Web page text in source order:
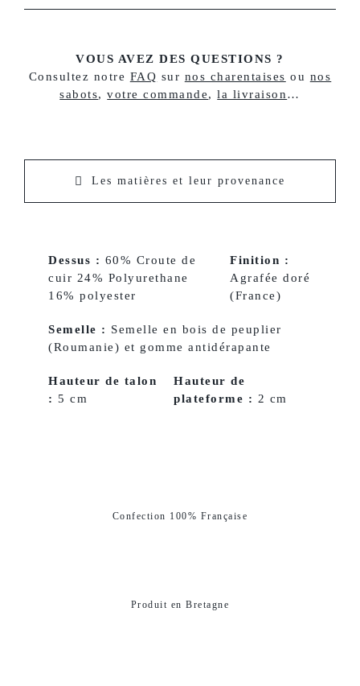
Les matières et leur provenance
Dessus : 60% Croute de
cuir 24% Polyurethane
16% polyester
Finition :
Agrafée doré
(France)
Semelle : Semelle en bois de peuplier
(Roumanie) et gomme antidérapante
Hauteur de talon
: 5 cm
Hauteur de
plateforme : 2 cm
Confection 100% Française
Produit en Bretagne
VOUS AVEZ DES QUESTIONS ?
Consultez notre FAQ sur nos charentaises ou nos
sabots,votre commande,la livraison…